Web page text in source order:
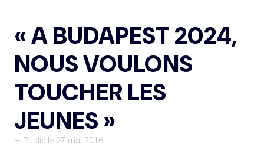
« A BUDAPEST 2024,
NOUS VOULONS
TOUCHER LES
JEUNES »
— Publié le 27 mai 2016